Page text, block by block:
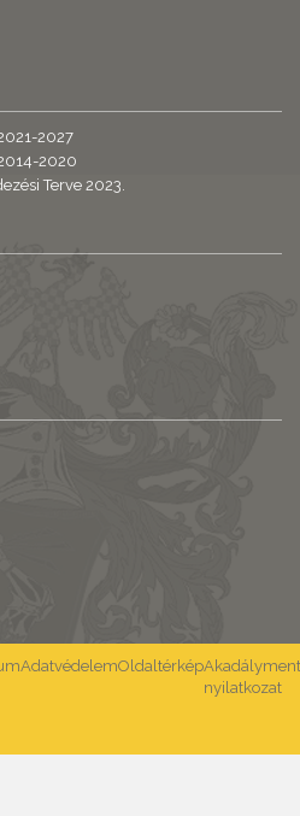
2027
2020
Terve 2023.
AdatvédelemOldaltérkép
nyilatkozat